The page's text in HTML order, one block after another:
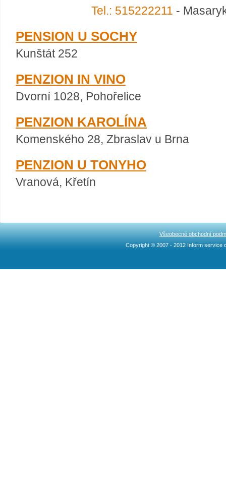
Tel.: 515222211 -
PENSION U SOCHY
Kunštát 252
PENZION IN VINO
Dvorní 1028, Pohořelice
PENZION KAROLÍNA
Komenského 28, Zbraslav u Brna
PENZION U TONYHO
Vranová, Křetín
Všeobecné obchodní
Copyright © 2007 - 2012 Inform service